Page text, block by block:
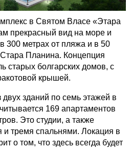
в Святом Власе «Этара
прекрасный вид на море и
300 метрах от пляжа и в 50
Планина. Концепция
старых болгарских домов, с
крышей.
двух зданий по семь этажей в
169 апартаментов
Это студии, а также
и тремя спальнями. Локация в
о том, что здесь всегда будет